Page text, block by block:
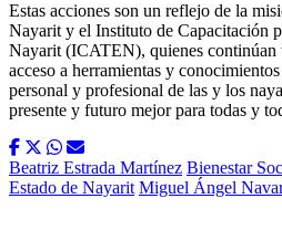
Estas acciones son un reflejo de la
Nayarit y el Instituto de Capacitación
Nayarit (ICATEN), quienes continúan
acceso a herramientas y
personal y profesional de las y los
presente y futuro mejor para todas y
Beatriz Estrada Martínez Bienestar
Estado de Nayarit Miguel Ángel